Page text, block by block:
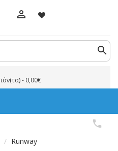
- 0,00€
Runway